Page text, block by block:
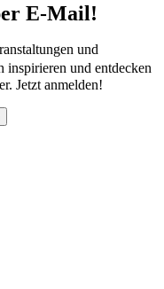
E-Mail!
und
und entdecken
Jetzt anmelden!